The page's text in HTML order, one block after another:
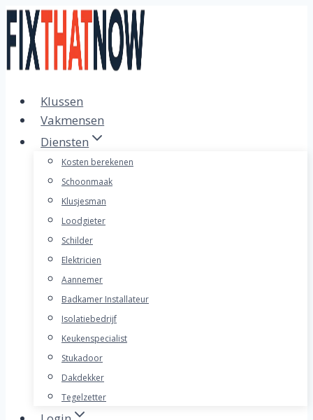
Doorgaan
naar
inhoud
Klussen
Vakmensen
Diensten
Kosten berekenen
Schoonmaak
Klusjesman
Loodgieter
Schilder
Elektricien
Aannemer
Badkamer Installateur
Isolatiebedrijf
Keukenspecialist
Stukadoor
Dakdekker
Tegelzetter